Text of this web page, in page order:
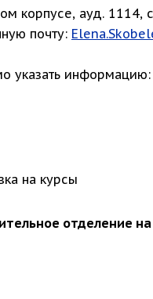
корпусе, ауд.
почту:
указать информацию:
на курсы
отделение